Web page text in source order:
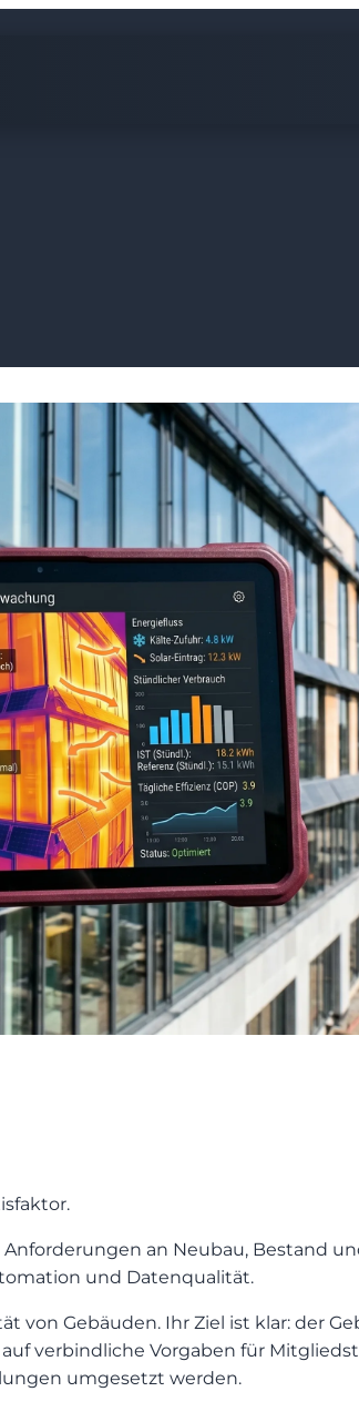
an Neubau, Bestand
und Datenqualität.
von Gebäuden. Ihr Ziel ist klar: der
verbindliche Vorgaben für
umgesetzt werden.